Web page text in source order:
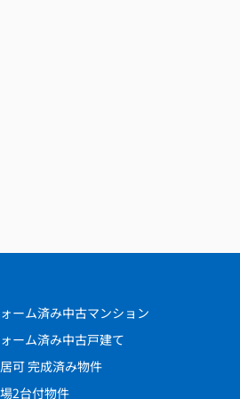
ーム済み中古マンション
ーム済み中古戸建て
可 完成済み物件
2台付物件